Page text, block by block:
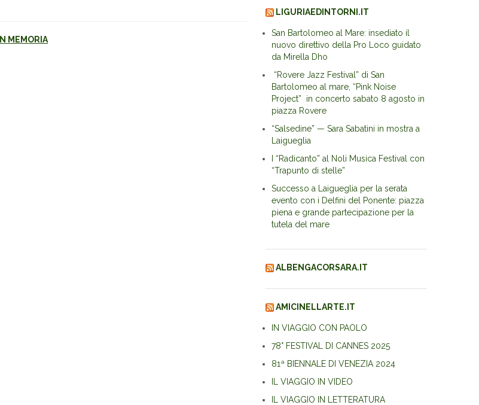
IN MEMORIA
LIGURIAEDINTORNI.IT
San Bartolomeo al Mare: insediato il
nuovo direttivo della Pro Loco guidato
da Mirella Dho
“Rovere Jazz Festival” di San
Bartolomeo al mare, “Pink Noise
Project” in concerto sabato 8 agosto in
piazza Rovere
“Salsedine” — Sara Sabatini in mostra a
Laigueglia
I “Radicanto” al Noli Musica Festival con
“Trapunto di stelle”
Successo a Laigueglia per la serata
evento con i Delfini del Ponente: piazza
piena e grande partecipazione per la
tutela del mare
ALBENGACORSARA.IT
AMICINELLARTE.IT
IN VIAGGIO CON PAOLO
78° FESTIVAL DI CANNES 2025
81ª BIENNALE DI VENEZIA 2024
IL VIAGGIO IN VIDEO
IL VIAGGIO IN LETTERATURA